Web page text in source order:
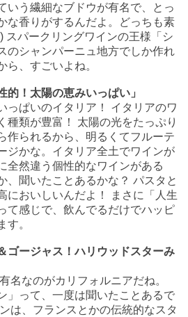
いう繊細なブドウが有名で、とっ
な香りがするんだよ。どっちも素
スパークリングワインの王様「シ
のシャンパーニュ地方でしか作れ
ら、すごいよね。
！太陽の恵みいっぱい」
っぱいのイタリア！ イタリアのワ
種類が豊富！ 太陽の光をたっぷり
作られるから、明るくてフルーテ
ジかな。イタリア全土でワインが
全然違う個性的なワインがある
、聞いたことあるかな？ パスタと
においしいんだよ！ まさに「人生
て感じで、飲んでるだけでハッピ
す。
ゴージャス！ハリウッドスターみ
名なのがカリフォルニアだね。
」って、一度は聞いたことあるで
は、フランスとかの伝統的なスタ